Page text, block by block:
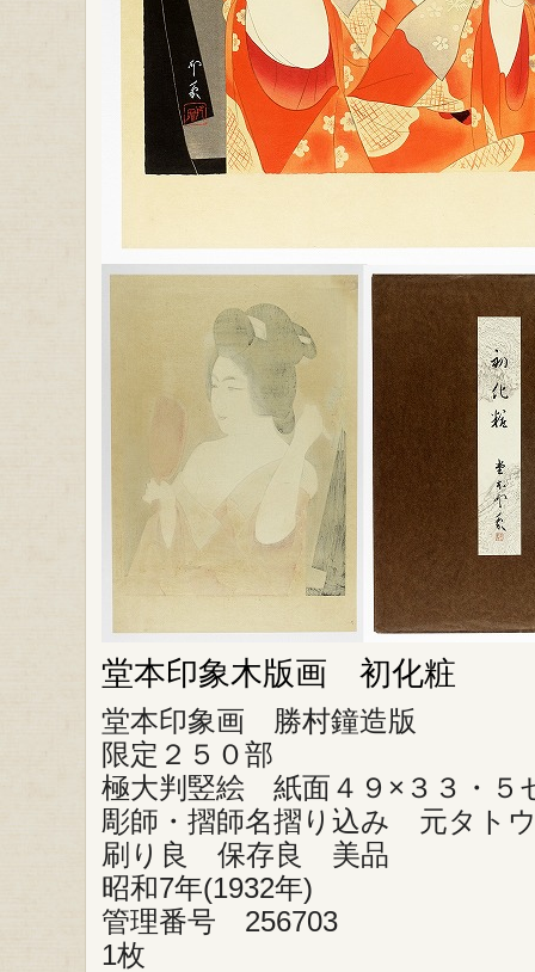
堂本印象木版画 初化粧
堂本印象画 勝村鐘造版
限定２５０部
極大判竪絵 紙面４９×３３・
彫師・摺師名摺り込み 元タト
刷り良 保存良 美品
昭和7年(1932年)
管理番号 256703
1枚